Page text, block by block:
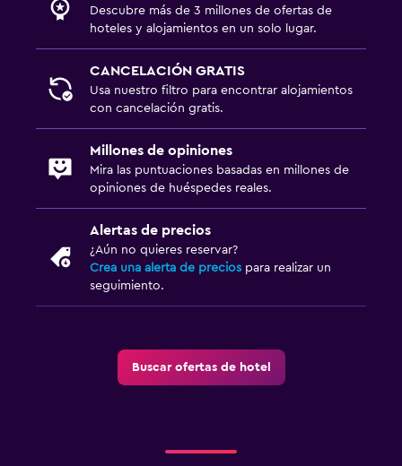
Descubre más de 3 millones de ofertas de
hoteles y alojamientos en un solo lugar.
CANCELACIÓN GRATIS
Usa nuestro filtro para encontrar alojamientos
con cancelación gratis.
Millones de opiniones
Mira las puntuaciones basadas en millones de
opiniones de huéspedes reales.
Alertas de precios
¿Aún no quieres reservar?
Crea una alerta de precios para realizar un
seguimiento.
Buscar ofertas de hotel